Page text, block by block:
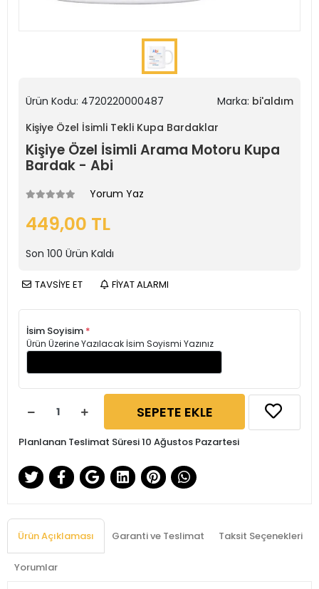
Ürün Kodu: 4720220000487 Marka: bi'aldım
Kişiye Özel İsimli Tekli Kupa Bardaklar
Kişiye Özel İsimli Arama Motoru Kupa
Bardak - Abi
Yorum Yaz
449,00 TL
Son 100 Ürün Kaldı
TAVSİYE ET FİYAT ALARMI
İsim Soyisim *
Ürün Üzerine Yazılacak İsim Soyismi Yazınız
SEPETE EKLE
Planlanan Teslimat Süresi 10 Ağustos Pazartesi
Ürün Açıklaması Garanti ve Teslimat Taksit Seçenekleri
Yorumlar